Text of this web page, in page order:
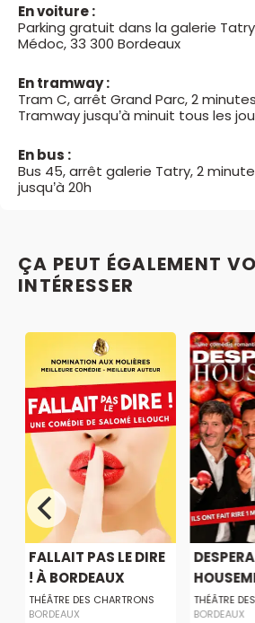
En voiture :
Parking gratuit dans la galerie
Médoc, 33 300 Bordeaux
En tramway :
Tram C, arrêt Grand Parc, 2
Tramway jusqu’à minuit tous les
En bus :
Bus 45, arrêt galerie Tatry, 2
jusqu’à 20h
ÇA PEUT ÉGALEMENT
INTÉRESSER
FALLAIT PAS LE DIRE
! À BORDEAUX
THÉÂTRE DES CHARTRONS
BORDEAUX
THÉÂTRE
BORDEAUX